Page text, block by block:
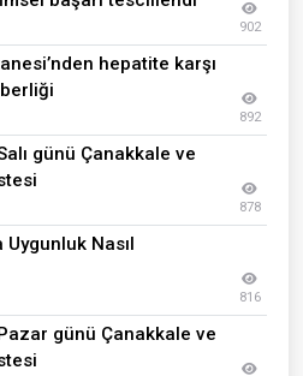
902
hepatite karşı
892
günü Çanakkale ve
878
Nasıl
816
günü Çanakkale ve